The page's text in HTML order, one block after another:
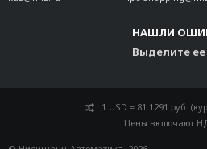
НАШЛИ
Выделите
1 USD = 81.1291 руб.
Цены включают